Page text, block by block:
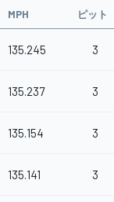
MPH ピット
135.245 3
135.237 3
135.154 3
135.141 3